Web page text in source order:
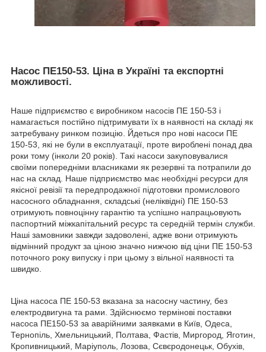
Насос ПЕ150-53. Ціна в Україні та експортні
можливості.
Наше підприємство є виробником насосів ПЕ 150-53 і
намагається постійно підтримувати їх в наявності на складі як
затребувану ринком позицію. Йдеться про нові насоси ПЕ
150-53, які не були в експлуатації, проте вироблені понад два
роки тому (інколи 20 років). Такі насоси закуповувалися
своїми попередніми власниками як резервні та потрапили до
нас на склад. Наше підприємство має необхідні ресурси для
якісної ревізії та передпродажної підготовки промислового
насосного обладнання, складські (неліквідні) ПЕ 150-53
отримують повноцінну гарантію та успішно напрацьовують
паспортний міжкапітальний ресурс та середній термін служби.
Наші замовники завжди задоволені, адже вони отримують
відмінний продукт за ціною значно нижчою від ціни ПЕ 150-53
поточного року випуску і при цьому з вільної наявності та
швидко.
Ціна насоса ПЕ 150-53 вказана за насосну частину, без
електродвигуна та рами. Здійснюємо термінові поставки
насоса ПЕ150-53 за аварійними заявками в Київ, Одеса,
Тернопіль, Хмельницький, Полтава, Фастів, Миргород, Яготин,
Кропивницький, Маріуполь, Лозова, Сєвєродонецьк, Обухів,